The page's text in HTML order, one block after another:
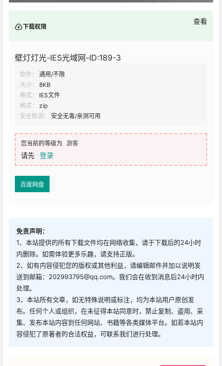
下载权限
查看
壁灯灯光-IES光域网-ID:189-3
软件：
通用/不限
大小：
8KB
格式：
IES文件
格式：
zip
安全检测：
安全无毒/亲测可用
您当前的等级为 游客
请先 登录
百度网盘
免责声明：
1、本站提供的所有下载文件均在网络收集，请于下载后的24小时
内删除。如需体验更多乐趣，请支持正版。
2、如有内容侵犯您的版权或其他利益，请编辑邮件并加以说明发
送到邮箱：202993795@qq.com。我们会在收到消息后24小时内
处理。
3、本站所有文章，如无特殊说明或标注，均为本站用户原创发
布。任何个人或组织，在未征得本站同意时，禁止复制、盗用、采
集、发布本站内容到任何网站、书籍等各类媒体平台。如若本站内
容侵犯了原著者的合法权益，可联系我们进行处理。